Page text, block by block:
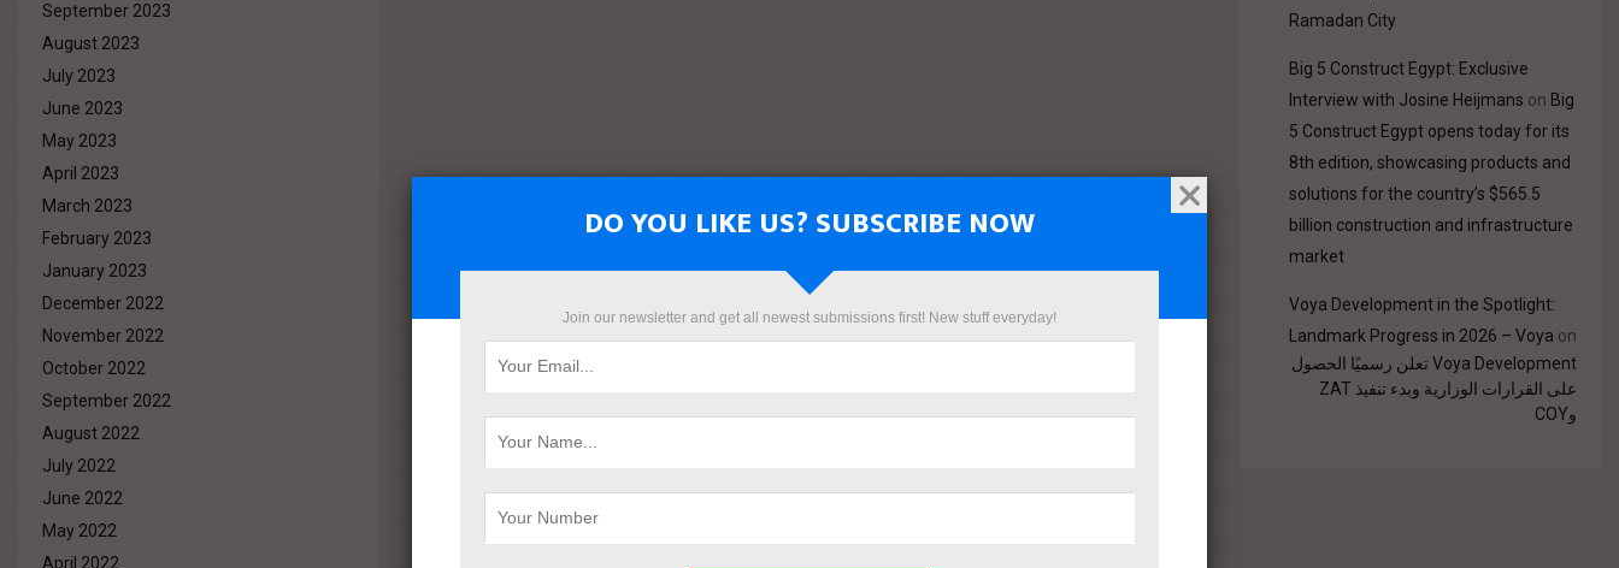
September 2023
August 2023
July 2023
June 2023
May 2023
April 2023
March 2023
February 2023
January 2023
December 2022
November 2022
October 2022
September 2022
August 2022
July 2022
June 2022
May 2022
April 2022
Ramadan City
Big 5 Construct Egypt: Exclusive
Interview with Josine Heijmans on Big
5 Construct Egypt opens today for its
8th edition, showcasing products and
solutions for the country’s $565.5
billion construction and infrastructure
market
Voya Development in the Spotlight:
Landmark Progress in 2026 – Voya on
Voya Development تعلن رسميًا الحصول
على القرارات الوزارية وبدء تنفيذ ZAT
وCOY
DO YOU LIKE US? SUBSCRIBE NOW
Join our newsletter and get all newest submissions first! New stuff everyday!